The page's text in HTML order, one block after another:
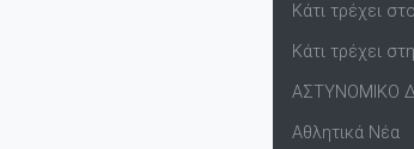
Κάτι τρέχει
Κάτι τρέχει
ΑΣΤΥΝΟΜΙΚΟ
Αθλητικά Νέα